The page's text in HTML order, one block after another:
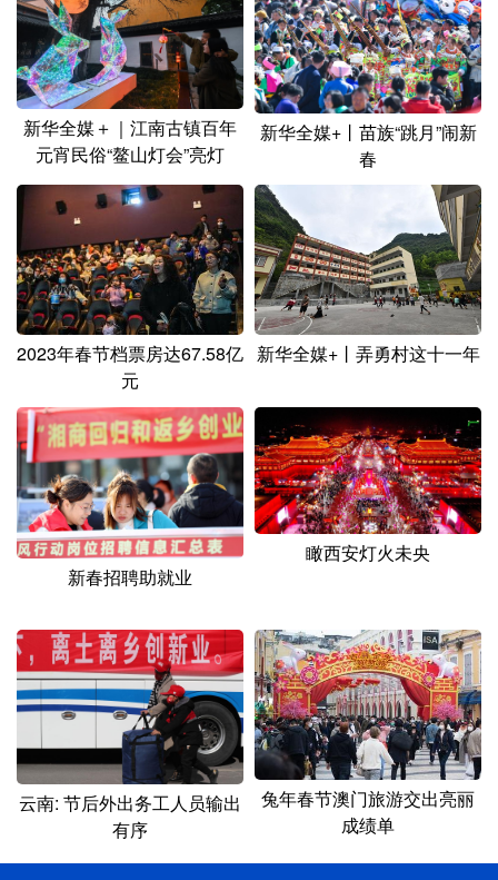
陕西 甘肃 青海 宁夏
新疆 内蒙古 黑龙江
多语种频道
English Español Français عربى
Русский язык 日本語 한국어
Deutsch Português
新华全媒＋｜江南古镇百年
元宵民俗“鳌山灯会”亮灯
新华全媒+丨苗族“跳月”闹新
春
2023年春节档票房达67.58亿
元
新华全媒+丨弄勇村这十一年
新春招聘助就业
瞰西安灯火未央
云南: 节后外出务工人员输出
有序
兔年春节澳门旅游交出亮丽
成绩单